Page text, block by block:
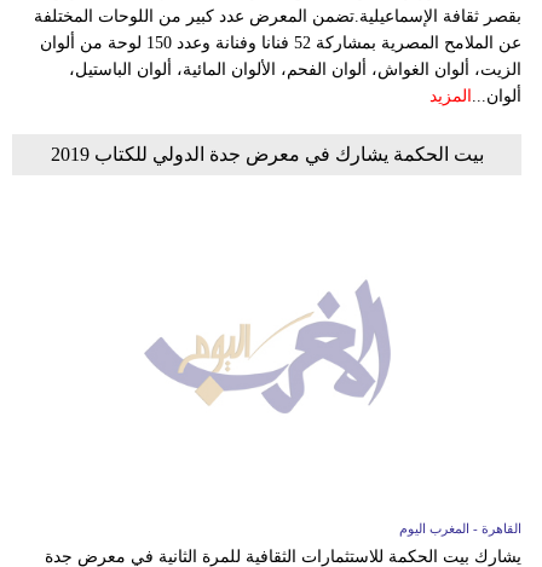
بقصر ثقافة الإسماعيلية.تضمن المعرض عدد كبير من اللوحات المختلفة
عن الملامح المصرية بمشاركة 52 فنانا وفنانة وعدد 150 لوحة من ألوان
الزيت، ألوان الغواش، ألوان الفحم، الألوان المائية، ألوان الباستيل،
ألوان... المزيد
بيت الحكمة يشارك في معرض جدة الدولي للكتاب 2019
القاهرة - المغرب اليوم
يشارك بيت الحكمة للاستثمارات الثقافية للمرة الثانية في معرض جدة